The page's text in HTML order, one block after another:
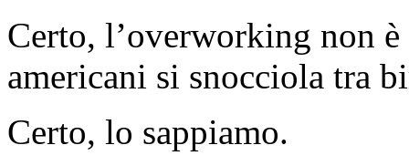
Certo, l’overworking non
americani si snocciola tra
Certo, lo sappiamo.